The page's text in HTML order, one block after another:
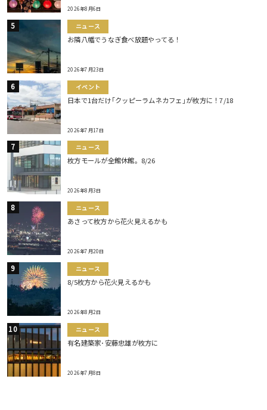
2026年8月6日
ニュース
お隣八幡でうなぎ食べ放題やってる！
2026年7月23日
イベント
日本で1台だけ｢クッピーラムネカフェ｣が枚方に！7/18
2026年7月17日
ニュース
枚方モールが全館休館。8/26
2026年8月3日
ニュース
あさって枚方から花火見えるかも
2026年7月20日
ニュース
8/5枚方から花火見えるかも
2026年8月2日
ニュース
有名建築家･安藤忠雄が枚方に
2026年7月8日